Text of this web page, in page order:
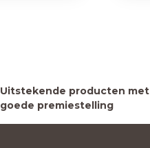
Uitstekende producten met
goede premiestelling